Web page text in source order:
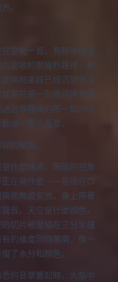
。
整的一首。有時候僅僅
副歌的那幾秒鐘裡，和
夠把某段已經沉到很深
至只是一句歌詞裡某個
過喉嚨時的那一點沙啞
出一整片風景。
的輪廓。
什麼味道，眼前的視角
正在做什麼——是插在口
側無處安放。身上帶著
音。天空是什麼顏色，
切片被壓縮在三分半鐘
的維度同時展開，像一
了水分和顏色。
的音樂響起時，大腦中